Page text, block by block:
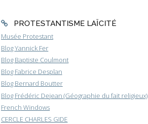
PROTESTANTISME LAÏCITÉ
Musée Protestant
Blog Yannick Fer
Blog Baptiste Coulmont
Blog Fabrice Desplan
Blog Bernard Boutter
Blog Frédéric Dejean (Géographie du fait religieux)
French Windows
CERCLE CHARLES GIDE